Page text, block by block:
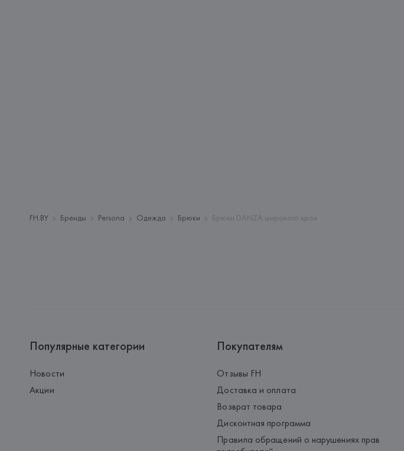
FH.BY Бренды Persona Одежда Брюки Брюки DANZA широкого кроя
Популярные категории
Новости
Акции
Покупателям
Отзывы FH
Доставка и оплата
Возврат товара
Дисконтная программа
Правила обращений о нарушениях прав